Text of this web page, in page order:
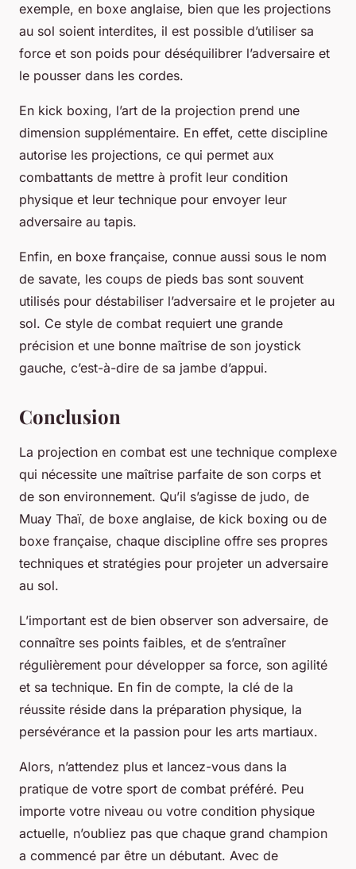
exemple, en boxe anglaise, bien que les projections
au sol soient interdites, il est possible d’utiliser sa
force et son poids pour déséquilibrer l’adversaire et
le pousser dans les cordes.
En kick boxing, l’art de la projection prend une
dimension supplémentaire. En effet, cette discipline
autorise les projections, ce qui permet aux
combattants de mettre à profit leur condition
physique et leur technique pour envoyer leur
adversaire au tapis.
Enfin, en boxe française, connue aussi sous le nom
de savate, les coups de pieds bas sont souvent
utilisés pour déstabiliser l’adversaire et le projeter au
sol. Ce style de combat requiert une grande
précision et une bonne maîtrise de son joystick
gauche, c’est-à-dire de sa jambe d’appui.
Conclusion
La projection en combat est une technique complexe
qui nécessite une maîtrise parfaite de son corps et
de son environnement. Qu’il s’agisse de judo, de
Muay Thaï, de boxe anglaise, de kick boxing ou de
boxe française, chaque discipline offre ses propres
techniques et stratégies pour projeter un adversaire
au sol.
L’important est de bien observer son adversaire, de
connaître ses points faibles, et de s’entraîner
régulièrement pour développer sa force, son agilité
et sa technique. En fin de compte, la clé de la
réussite réside dans la préparation physique, la
persévérance et la passion pour les arts martiaux.
Alors, n’attendez plus et lancez-vous dans la
pratique de votre sport de combat préféré. Peu
importe votre niveau ou votre condition physique
actuelle, n’oubliez pas que chaque grand champion
a commencé par être un débutant. Avec de